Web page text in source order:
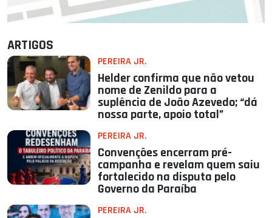
ARTIGOS
PEREIRA JR.
Helder confirma que não vetou
nome de Zenildo para a
suplência de João Azevedo; “dá
nossa parte, apoio total”
PEREIRA JR.
Convenções encerram pré-
campanha e revelam quem saiu
fortalecido na disputa pelo
Governo da Paraíba
PEREIRA JR.